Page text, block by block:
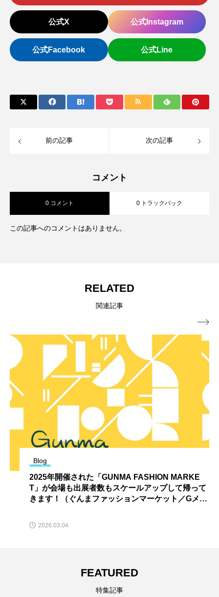
公式X 公式Instagram
公式Facebook 公式Line
前の記事 次の記事
コメント
0 コメント 0 トラックバック
この記事へのコメントはありません。
RELATED
関連記事
Blog
2025年開催された「GUNMA FASHION MARKE
T」が会場も出展者数もスケールアップして帰って
きます！（ぐんまファッションマーケット／Gメッ
2026.03.04

FEATURED
特集記事